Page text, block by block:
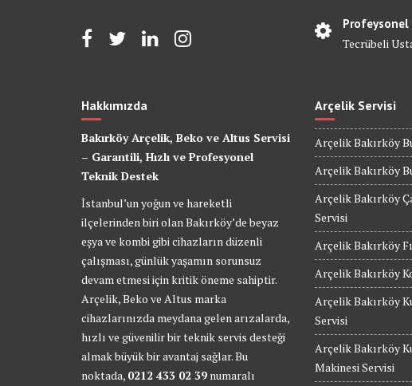
Profeysonel
Tecrübeli
Hakkımızda
Bakırköy Arçelik, Beko ve Altus Servisi
– Garantili, Hızlı ve Profesyonel
Teknik Destek
İstanbul’un yoğun ve hareketli
ilçelerinden biri olan Bakırköy’de beyaz
eşya ve kombi gibi cihazların düzenli
çalışması, günlük yaşamın sorunsuz
devam etmesi için kritik öneme sahiptir.
Arçelik, Beko ve Altus marka
cihazlarınızda meydana gelen arızalarda,
hızlı ve güvenilir bir teknik servis desteği
almak büyük bir avantaj sağlar. Bu
noktada, 0212 433 02 39 numaralı
Arçelik Servisi
Arçelik Bakırköy
Arçelik Bakırköy
Arçelik Bakırköy
Servisi
Arçelik Bakırköy
Arçelik Bakırköy
Arçelik Bakırköy
Servisi
Arçelik Bakırköy
Makinesi Servisi